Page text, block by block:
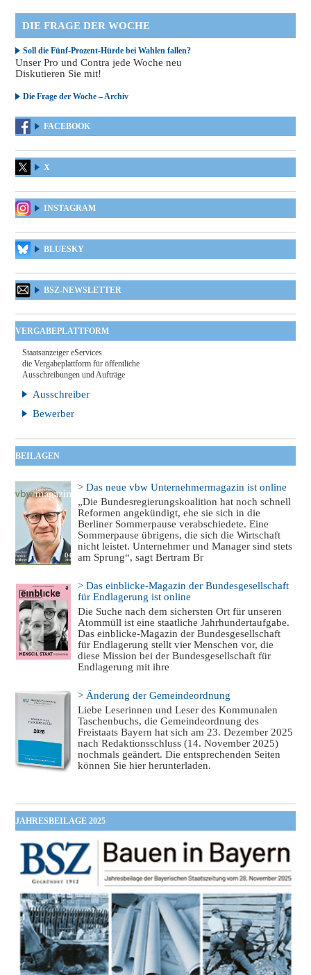
DIE FRAGE DER WOCHE
Soll die Fünf-Prozent-Hürde bei Wahlen fallen?
Unser Pro und Contra jede Woche neu
Diskutieren Sie mit!
Die Frage der Woche – Archiv
FACEBOOK
X
INSTAGRAM
BLUESKY
BSZ-NEWSLETTER
VERGABEPLATTFORM
Staatsanzeiger eServices
die Vergabeplattform für öffentliche
Ausschreibungen und Aufträge
Ausschreiber
Bewerber
BEILAGEN
> Das neue vbw Unternehmermagazin ist online
„Die Bundesregierungskoalition hat noch schnell
Reformen angekündigt, ehe sie sich in die
Berliner Sommerpause verabschiedete. Eine
Sommerpause übrigens, die sich die Wirtschaft
nicht leistet. Unternehmer und Manager sind stets
am Sprung“, sagt Bertram Br
> Das einblicke-Magazin der Bundesgesellschaft
für Endlagerung ist online
Die Suche nach dem sichersten Ort für unseren
Atommüll ist eine staatliche Jahrhundertaufgabe.
Das einblicke-Magazin der Bundesgesellschaft
für Endlagerung stellt vier Menschen vor, die
diese Mission bei der Bundesgesellschaft für
Endlagerung mit ihre
> Änderung der Gemeindeordnung
Liebe Leserinnen und Leser des Kommunalen
Taschenbuchs, die Gemeindeordnung des
Freistaats Bayern hat sich am 23. Dezember 2025
nach Redaktionsschluss (14. November 2025)
nochmals geändert. Die entsprechenden Seiten
können Sie hier herunterladen.
JAHRESBEILAGE 2025